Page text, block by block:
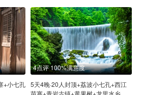
+小七孔
4点评100%满意度
5天4晚·20人封顶+荔波小七孔+西江
苗寨+青岩古镇+黄果树+龙里水乡